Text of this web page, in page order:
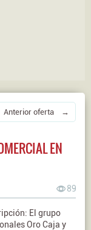
Anterior oferta →
EN
89
El grupo
Oro Caja y